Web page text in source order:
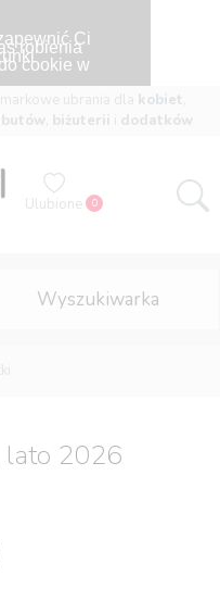
Ci
robienia
cookie w
ubrania dla kobiet
butów biżuterii dodatków
Ulubione 0
Wyszukiwarka
lato 2026